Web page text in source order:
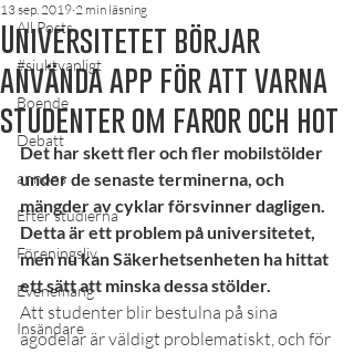
All Posts
#sjuktvanligt
Boende
Debatt
annons
Efter studierna
Föreningsliv
Evenemang
Insändare
Universitetet börjar
använda app för att varna
studenter om faror och hot
13 sep. 2019 2 min läsning
Det har skett fler och fler mobilstölder
under de senaste terminerna, och
mängder av cyklar försvinner dagligen.
Detta är ett problem på universitetet,
men nu kan Säkerhetsenheten ha hittat
ett sätt att minska dessa stölder.
Att studenter blir bestulna på sina
ägodelar är väldigt problematiskt, och för